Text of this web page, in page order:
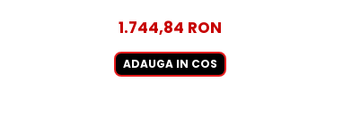
1.744,84 RON
ADAUGA IN COS